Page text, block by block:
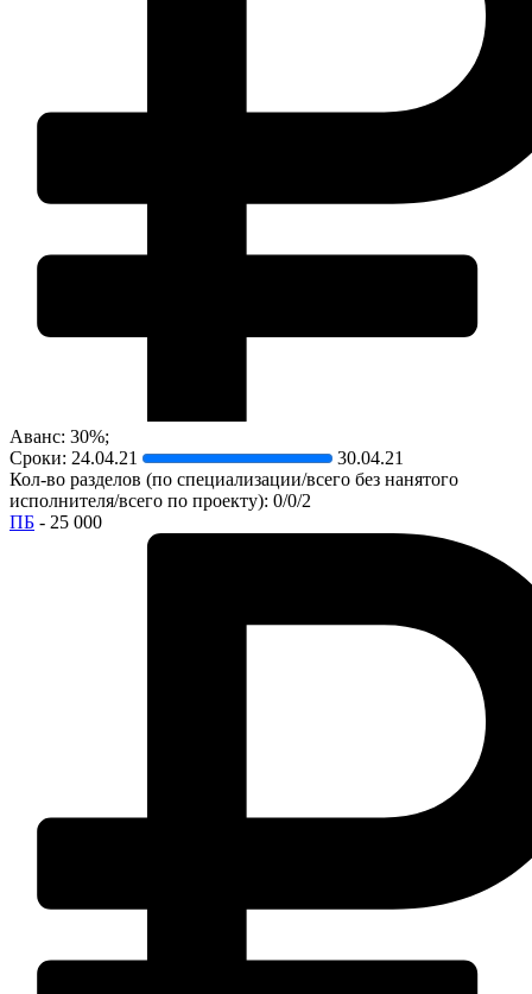
Аванс: 30%;
Сроки: 24.04.21
30.04.21
Кол-во разделов (по специализации/всего без нанятого
исполнителя/всего по проекту): 0/0/2
ПБ - 25 000